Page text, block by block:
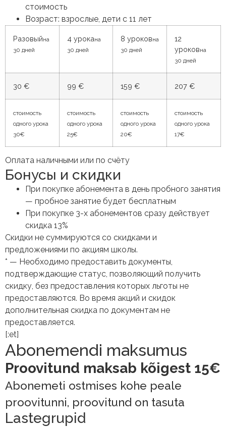
стоимость
Возраст: взрослые, дети с 11 лет
Разовыйна
30 дней
4 урокана
30 дней
8 уроковна
30 дней
12
уроковна
30 дней
30 € 99 € 159 € 207 €
стоимость
одного урока
30€
стоимость
одного урока
25€
стоимость
одного урока
20€
стоимость
одного урока
17€
Оплата наличными или по счёту
Бонусы и скидки
При покупке абонемента в день пробного занятия
— пробное занятие будет бесплатным
При покупке 3-х абонементов сразу действует
скидка 13%
Cкидки не суммируются со скидками и
предложениями по акциям школы.
* — Необходимо предоставить документы,
подтверждающие статус, позволяющий получить
скидку, без предоставления которых льготы не
предоставляются. Во время акций и скидок
дополнительная скидка по документам не
предоставляется.
[:et]
Abonemendi maksumus
Proovitund maksab kõigest 15€
Abonemeti ostmises kohe peale
proovitunni, proovitund on tasuta
Lastegrupid